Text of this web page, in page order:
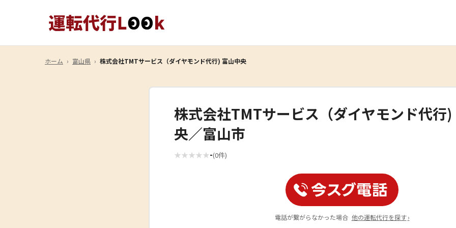
ホーム › 富山県 › 株式会社TMTサービス（ダイヤモンド代行) 富山中央
株式会社TMTサービス（ダイヤモンド代行)
央／富山市
★★★★★-(0件)
電話が繋がらなかった場合 他の運転代行を探す ›